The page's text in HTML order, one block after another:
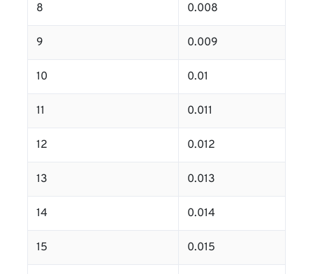
8 0.008
9 0.009
10 0.01
11 0.011
12 0.012
13 0.013
14 0.014
15 0.015